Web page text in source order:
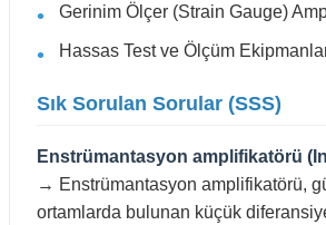
Gerinim Ölçer (Strain Gauge)
Hassas Test ve Ölçüm
Sık Sorulan Sorular (SSS)
Enstrümantasyon amplifikatörü
→ Enstrümantasyon amplifikatörü,
ortamlarda bulunan küçük